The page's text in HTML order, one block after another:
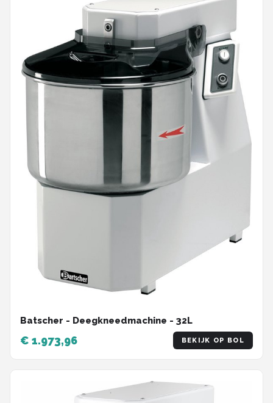
Batscher - Deegkneedmachine - 32L
€ 1.973,96 BEKIJK OP BOL